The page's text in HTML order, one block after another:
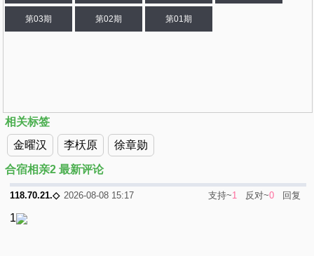
第03期 第02期 第01期
相关标签
金曜汉
李枖原 徐章勋
合宿相亲2 最新评论
118.70.21.◇ 2026-08-08 15:17 支持~1 反对~0 回复
1